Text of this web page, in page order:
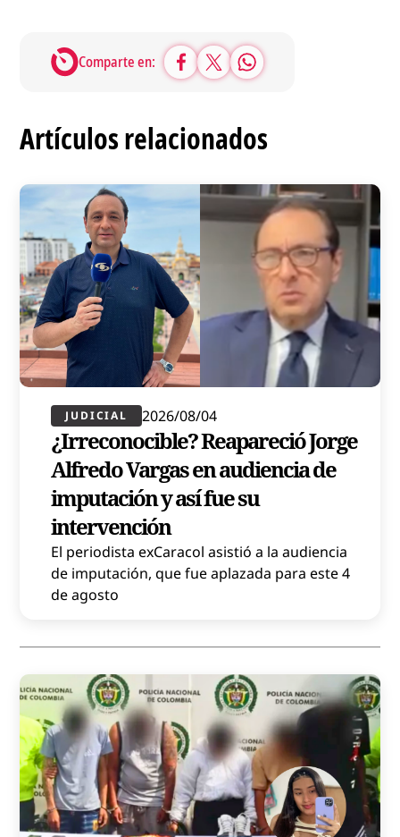
Comparte en:
Artículos relacionados
JUDICIAL 2026/08/04
¿Irreconocible? Reapareció Jorge
Alfredo Vargas en audiencia de
imputación y así fue su
intervención
El periodista exCaracol asistió a la audiencia
de imputación, que fue aplazada para este 4
de agosto